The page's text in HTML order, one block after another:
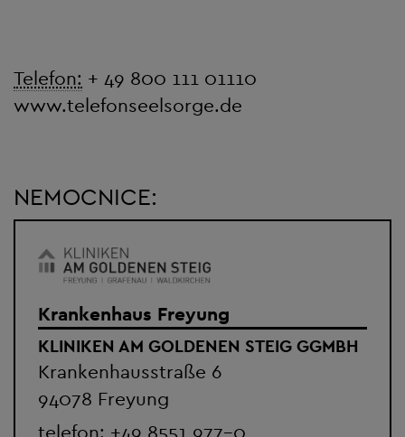
Telefon: + 49 800 111 01110
www.telefonseelsorge.de
NEMOCNICE:
Krankenhaus Freyung
KLINIKEN AM GOLDENEN STEIG GGMBH
Krankenhausstraße 6
94078 Freyung
telefon: +49 8551 977-0